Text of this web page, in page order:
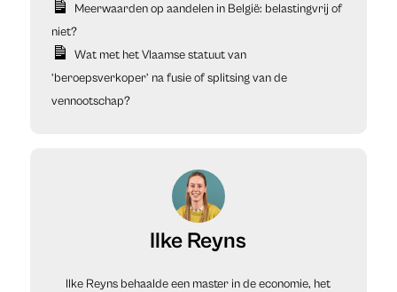
Meerwaarden op aandelen in België: belastingvrij of
niet?
Wat met het Vlaamse statuut van
‘beroepsverkoper’ na fusie of splitsing van de
vennootschap?
Ilke Reyns
Ilke Reyns behaalde een master in de economie, het